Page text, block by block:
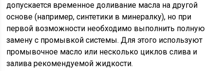
допускается временное доливание масла на другой
основе (например, синтетики в минералку), но при
первой возможности необходимо выполнить полную
замену с промывкой системы. Для этого используют
промывочное масло или несколько циклов слива и
залива рекомендуемой жидкости.